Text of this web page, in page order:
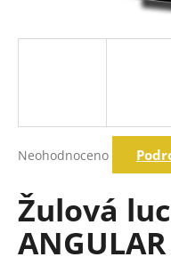
hodnocení
je
0,0
5
Neohodnoceno
Žulová
ANGULAR
j
D